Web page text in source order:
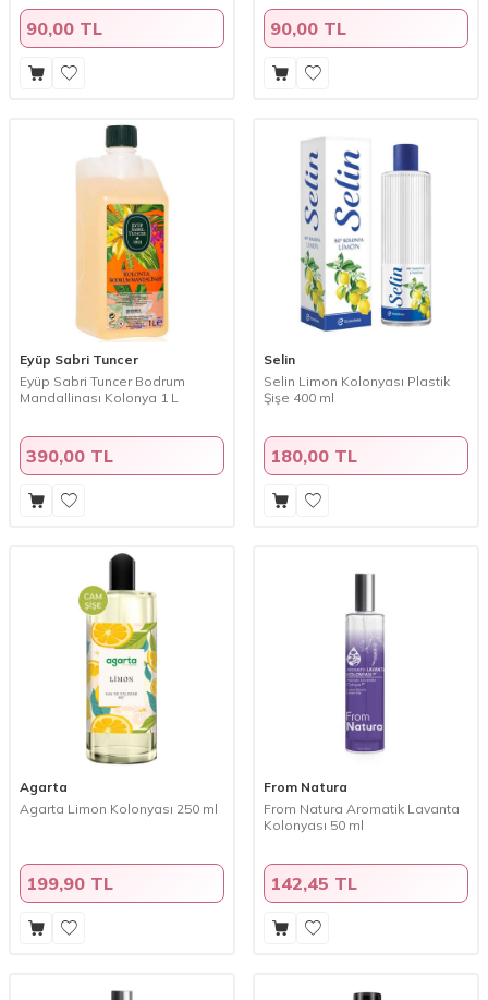
90,00 TL 90,00 TL
Eyüp Sabri Tuncer
Eyüp Sabri Tuncer Bodrum
Mandallinası Kolonya 1 L
390,00 TL
Selin
Selin Limon Kolonyası Plastik
Şişe 400 ml
180,00 TL
Agarta
Agarta Limon Kolonyası 250 ml
199,90 TL
From Natura
From Natura Aromatik Lavanta
Kolonyası 50 ml
142,45 TL